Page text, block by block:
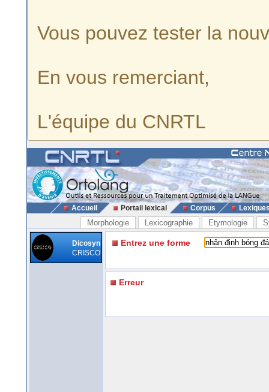
Vous pouvez tester la
En vous remerciant,
L'équipe du CNRTL
Accueil Portail lexical Corpus
Morphologie Lexicographie Etymologie
Dicosyn
CRISCO
Entrez une forme
Erreur